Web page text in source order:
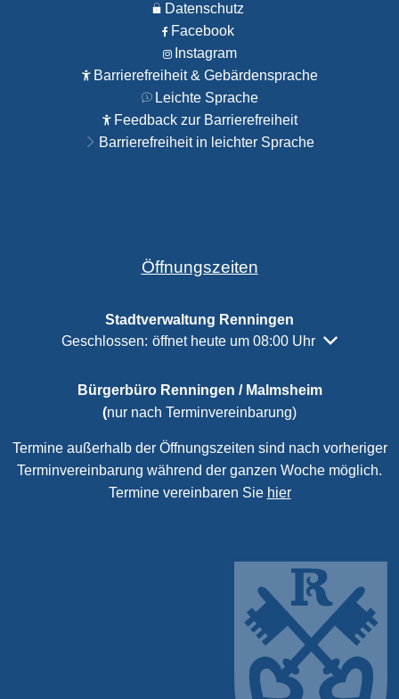
Datenschutz
Facebook
Instagram
Barrierefreiheit & Gebärdensprache
Leichte Sprache
Feedback zur Barrierefreiheit
Barrierefreiheit in leichter Sprache
Öffnungszeiten
Stadtverwaltung Renningen
Klicken, um weitere Öffnungs- oder Schließzeiten
Geschlossen: öffnet heute um 08:00 Uhr
Bürgerbüro Renningen / Malmsheim
(nur nach Terminvereinbarung)
Termine außerhalb der Öffnungszeiten sind nach vorheriger
Terminvereinbarung während der ganzen Woche möglich.
Termine vereinbaren Sie hier